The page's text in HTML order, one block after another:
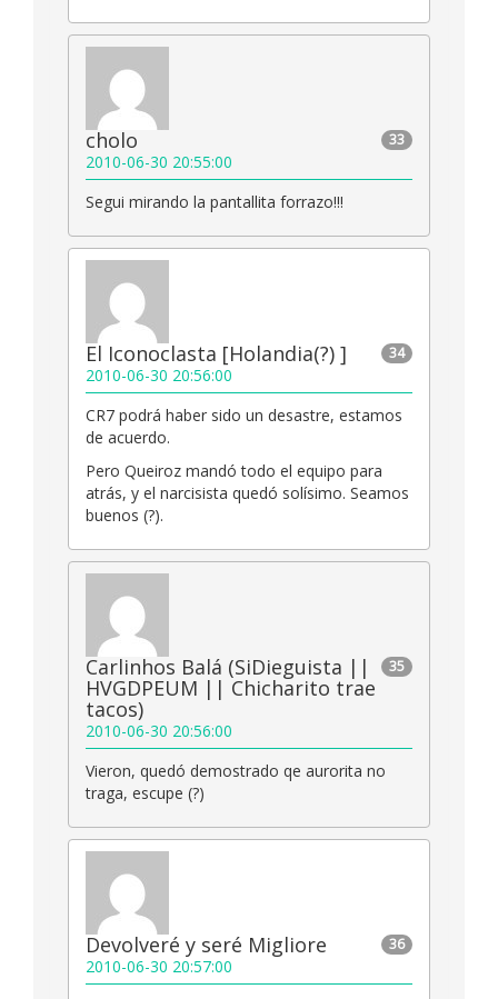
33
cholo
2010-06-30 20:55:00
Segui mirando la pantallita forrazo!!!
34
El Iconoclasta [Holandia(?) ]
2010-06-30 20:56:00
CR7 podrá haber sido un desastre, estamos
de acuerdo.
Pero Queiroz mandó todo el equipo para
atrás, y el narcisista quedó solísimo. Seamos
buenos (?).
35
Carlinhos Balá (SiDieguista ||
HVGDPEUM || Chicharito trae
tacos)
2010-06-30 20:56:00
Vieron, quedó demostrado qe aurorita no
traga, escupe (?)
36
Devolveré y seré Migliore
2010-06-30 20:57:00